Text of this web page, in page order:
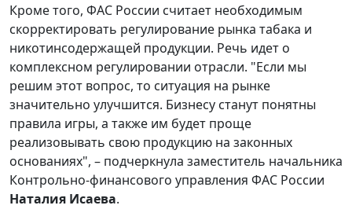
Кроме того, ФАС России считает необходимым
скорректировать регулирование рынка табака и
никотинсодержащей продукции. Речь идет о
комплексном регулировании отрасли. "Если мы
решим этот вопрос, то ситуация на рынке
значительно улучшится. Бизнесу станут понятны
правила игры, а также им будет проще
реализовывать свою продукцию на законных
основаниях", – подчеркнула заместитель начальника
Контрольно-финансового управления ФАС России
Наталия Исаева.